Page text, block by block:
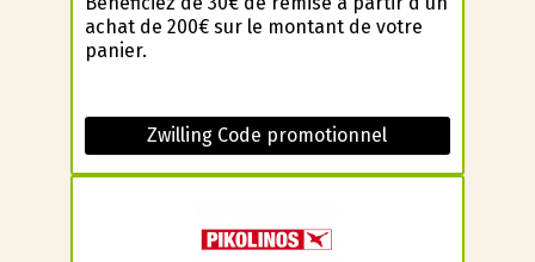
achat de 200€ sur le montant de votre
panier.
Zwilling Code promotionnel